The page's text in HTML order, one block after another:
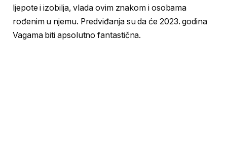
ljepote i izobilja, vlada ovim znakom i osobama
rođenim u njemu. Predviđanja su da će 2023. godina
Vagama biti apsolutno fantastična.